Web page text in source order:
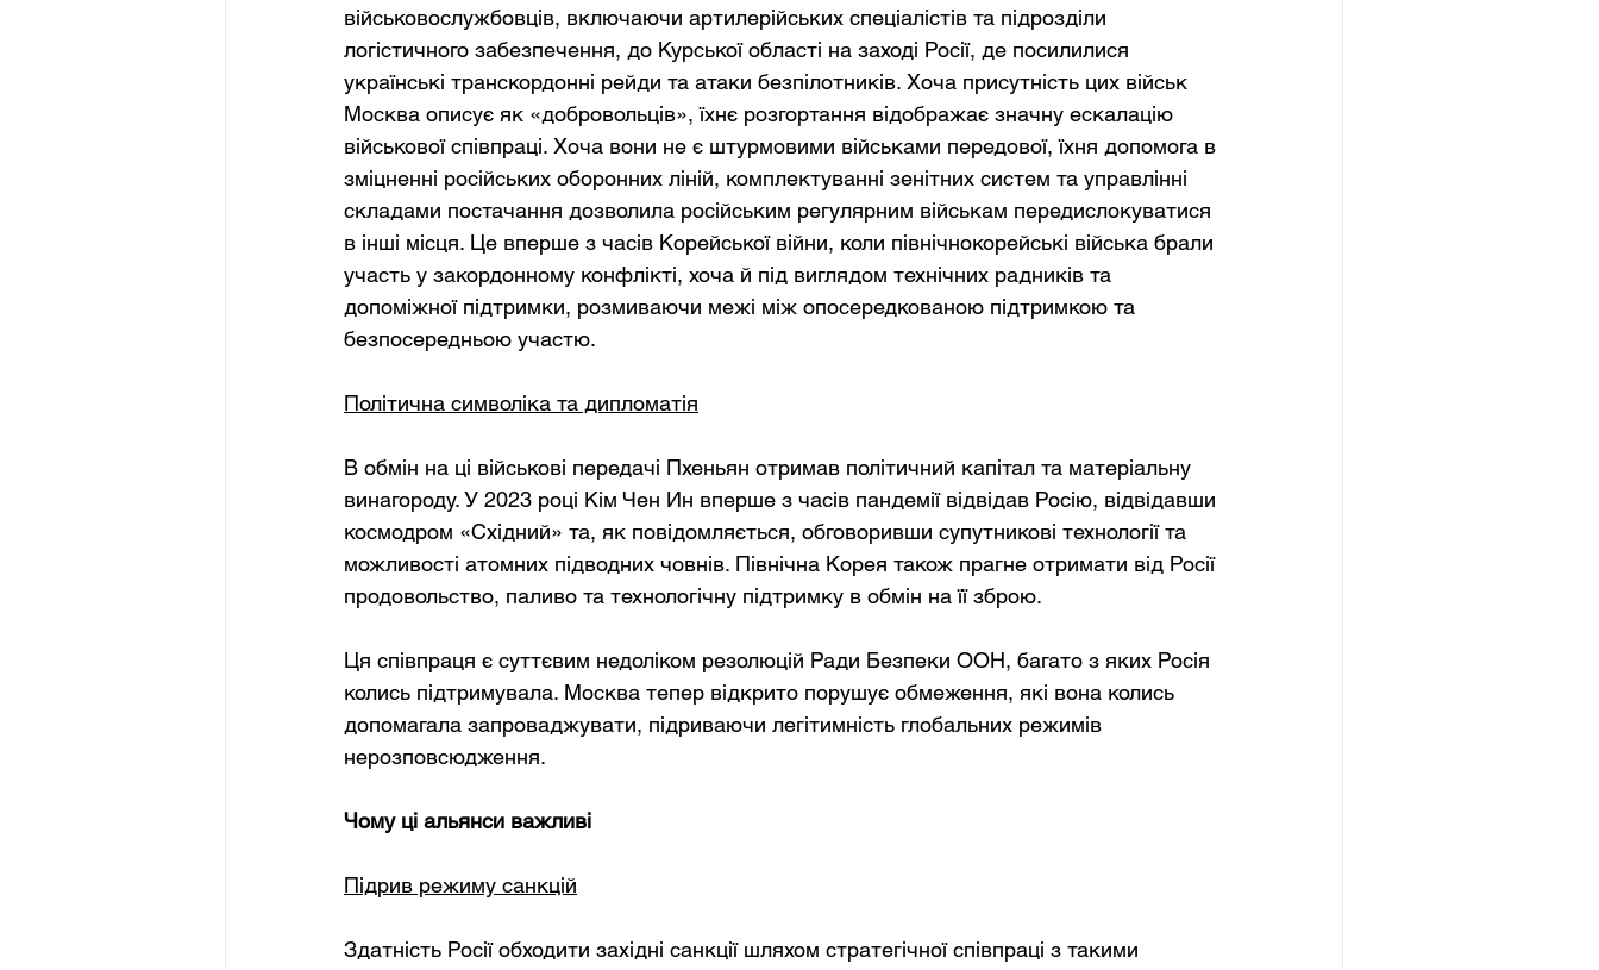
військовослужбовців, включаючи артилерійських спеціалістів та підрозділи
логістичного забезпечення, до Курської області на заході Росії, де посилилися
українські транскордонні рейди та атаки безпілотників. Хоча присутність цих військ
Москва описує як «добровольців», їхнє розгортання відображає значну ескалацію
військової співпраці. Хоча вони не є штурмовими військами передової, їхня допомога в
зміцненні російських оборонних ліній, комплектуванні зенітних систем та управлінні
складами постачання дозволила російським регулярним військам передислокуватися
в інші місця. Це вперше з часів Корейської війни, коли північнокорейські війська брали
участь у закордонному конфлікті, хоча й під виглядом технічних радників та
допоміжної підтримки, розмиваючи межі між опосередкованою підтримкою та
безпосередньою участю.
Політична символіка та дипломатія
В обмін на ці військові передачі Пхеньян отримав політичний капітал та матеріальну
винагороду. У 2023 році Кім Чен Ин вперше з часів пандемії відвідав Росію, відвідавши
космодром «Східний» та, як повідомляється, обговоривши супутникові технології та
можливості атомних підводних човнів. Північна Корея також прагне отримати від Росії
продовольство, паливо та технологічну підтримку в обмін на її зброю.
Ця співпраця є суттєвим недоліком резолюцій Ради Безпеки ООН, багато з яких Росія
колись підтримувала. Москва тепер відкрито порушує обмеження, які вона колись
допомагала запроваджувати, підриваючи легітимність глобальних режимів
нерозповсюдження.
Чому ці альянси важливі
Підрив режиму санкцій
Здатність Росії обходити західні санкції шляхом стратегічної співпраці з такими